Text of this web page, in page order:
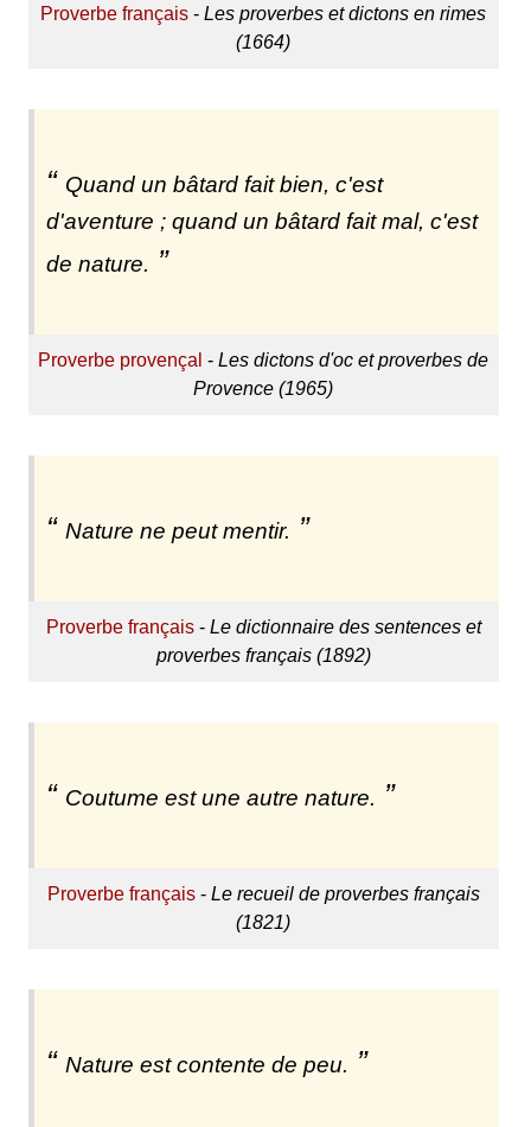
Proverbe français -Les proverbes et dictons en rimes
(1664)
Quand un bâtard fait bien, c'est
d'aventure ; quand un bâtard fait mal, c'est
de nature.
Proverbe provençal -Les dictons d'oc et proverbes de
Provence (1965)
Nature ne peut mentir.
Proverbe français- Le dictionnaire des sentences et
proverbes français (1892)
Coutume est une autre nature.
Proverbe français- Le recueil de proverbes français
(1821)
Nature est contente de peu.